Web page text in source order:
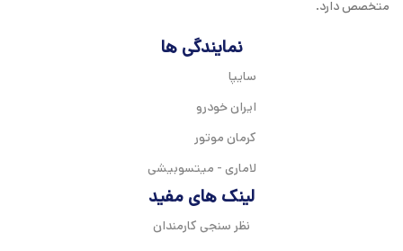
متخصص دارد.
نمایندگی ها
سایپا
ایران خودرو
کرمان موتور
لاماری - میتسوبیشی
لینک های مفید
نظر سنجی کارمندان